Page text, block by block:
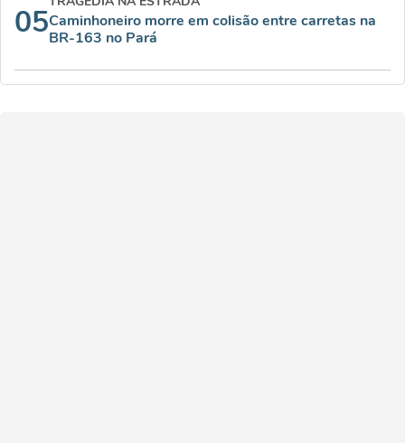
05Caminhoneiro morre em colisão entre carretas na
BR-163 no Pará